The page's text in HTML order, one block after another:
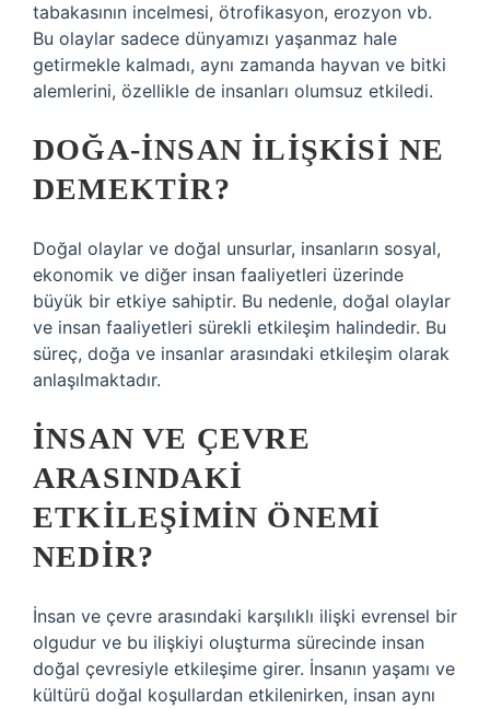
tabakasının incelmesi, ötrofikasyon, erozyon vb.
Bu olaylar sadece dünyamızı yaşanmaz hale
getirmekle kalmadı, aynı zamanda hayvan ve bitki
alemlerini, özellikle de insanları olumsuz etkiledi.
DOĞA-INSAN ILIŞKISI NE
DEMEKTIR?
Doğal olaylar ve doğal unsurlar, insanların sosyal,
ekonomik ve diğer insan faaliyetleri üzerinde
büyük bir etkiye sahiptir. Bu nedenle, doğal olaylar
ve insan faaliyetleri sürekli etkileşim halindedir. Bu
süreç, doğa ve insanlar arasındaki etkileşim olarak
anlaşılmaktadır.
İNSAN VE ÇEVRE
ARASINDAKI
ETKILEŞIMIN ÖNEMI
NEDIR?
İnsan ve çevre arasındaki karşılıklı ilişki evrensel bir
olgudur ve bu ilişkiyi oluşturma sürecinde insan
doğal çevresiyle etkileşime girer. İnsanın yaşamı ve
kültürü doğal koşullardan etkilenirken, insan aynı